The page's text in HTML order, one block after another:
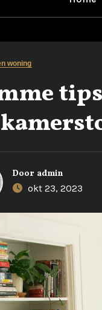
woning
Door admin
okt 23, 2023